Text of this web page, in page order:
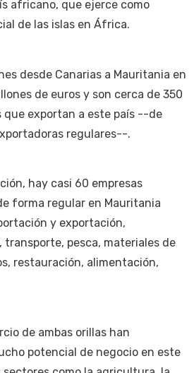
africano, que ejerce como
de las islas en África.
desde Canarias a Mauritania en
de euros y son cerca de 350
que exportan a este país --de
regulares--.
hay casi 60 empresas
forma regular en Mauritania
y exportación,
transporte, pesca, materiales de
restauración, alimentación,
de ambas orillas han
potencial de negocio en este